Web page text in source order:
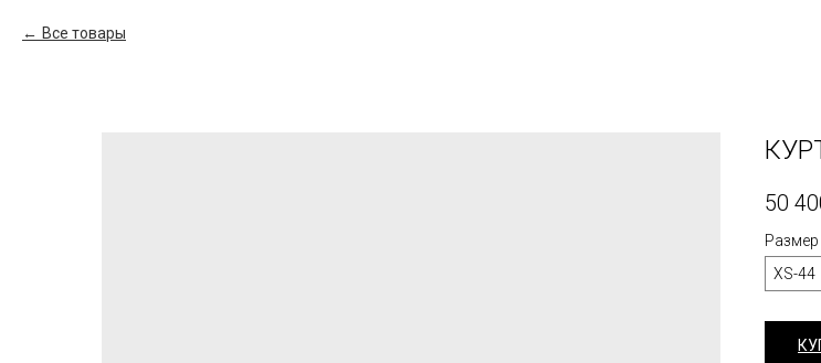
Все товары
50
Размер
XS-44